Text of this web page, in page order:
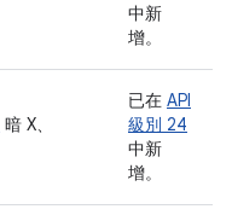
中新
增。
暗 X、
已在 API
級別 24
中新
增。